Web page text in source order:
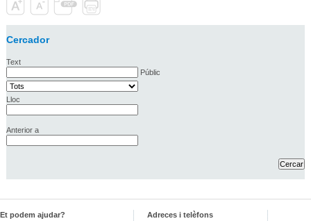
Cercador
Text
Públic
Lloc
Anterior a
Et podem ajudar?
Adreces i telèfons